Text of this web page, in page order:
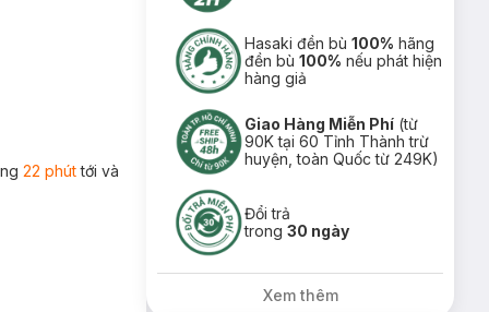
22 phúttới và
Hasaki đền bù100% hãng
đền bù100% nếu phát hiện
hàng giả
Giao Hàng Miễn Phí (từ
90K tại 60 Tỉnh Thành trừ
huyện, toàn Quốc từ 249K)
Đổi trả
trong30 ngày
Xem thêm